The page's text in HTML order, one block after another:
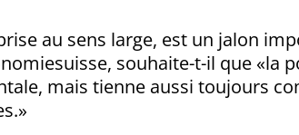
au sens large, est un jalon
souhaite-t-il que «la
mais tienne aussi toujours